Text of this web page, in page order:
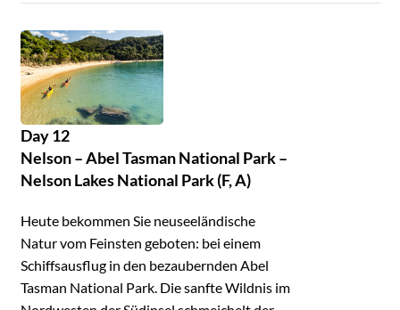
Day 12
Nelson – Abel Tasman National Park –
Nelson Lakes National Park (F, A)
Heute bekommen Sie neuseeländische
Natur vom Feinsten geboten: bei einem
Schiffsausflug in den bezaubernden Abel
Tasman National Park. Die sanfte Wildnis im